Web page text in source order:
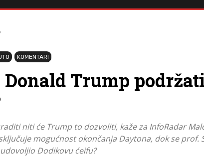
KOMENTARI
Trump podržati
niti će Trump to dozvoliti, kaže za InfoRadar
mogućnost okončanja Daytona, dok se prof.
Dodikovu ćeifu?